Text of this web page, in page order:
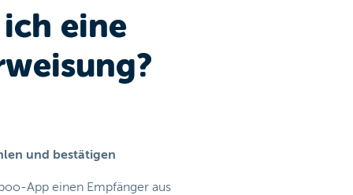
eine
und bestätigen
App einen Empfänger aus